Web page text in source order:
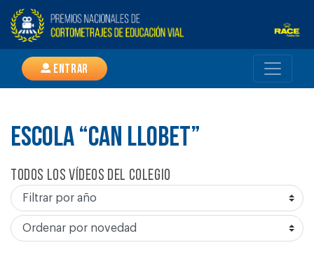
Entrar
ESCOLA “CAN LLOBET”
Todos los vídeos del colegio